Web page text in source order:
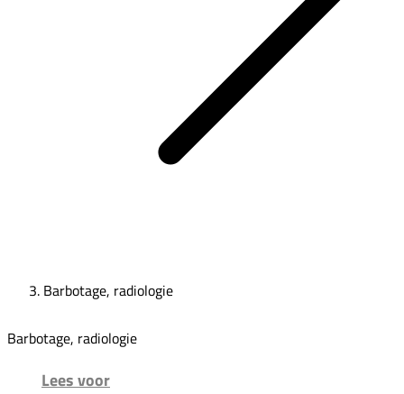
Barbotage, radiologie
Barbotage, radiologie
Lees voor